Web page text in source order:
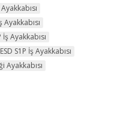
Ayakkabısı
S1P İş Ayakkabısı
Ayakkabısı